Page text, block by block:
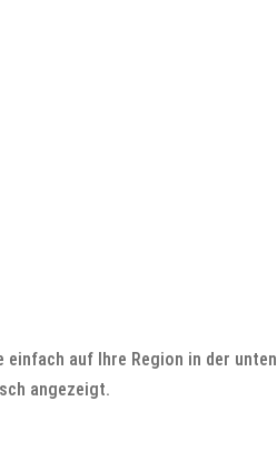
auf Ihre Region in der
angezeigt.